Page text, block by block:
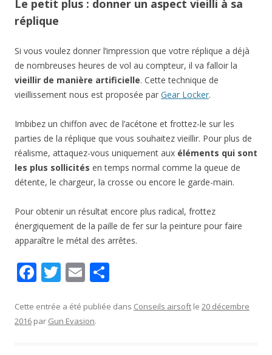
Le petit plus : donner un aspect vieilli à sa
réplique
Si vous voulez donner l’impression que votre réplique a déjà
de nombreuses heures de vol au compteur, il va falloir la
vieillir de manière artificielle. Cette technique de
vieillissement nous est proposée par Gear Locker.
Imbibez un chiffon avec de l’acétone et frottez-le sur les
parties de la réplique que vous souhaitez vieillir. Pour plus de
réalisme, attaquez-vous uniquement aux éléments qui sont
les plus sollicités en temps normal comme la queue de
détente, le chargeur, la crosse ou encore le garde-main.
Pour obtenir un résultat encore plus radical, frottez
énergiquement de la paille de fer sur la peinture pour faire
apparaître le métal des arrêtes.
F
e
b
T
itt
er
E
ai
l
ta
Cette entrée a été publiée dans Conseils airsoft le 20 décembre
2016 par Gun Evasion.